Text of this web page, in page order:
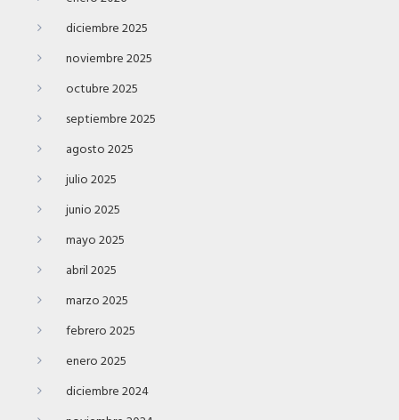
diciembre 2025
noviembre 2025
octubre 2025
septiembre 2025
agosto 2025
julio 2025
junio 2025
mayo 2025
abril 2025
marzo 2025
febrero 2025
enero 2025
diciembre 2024